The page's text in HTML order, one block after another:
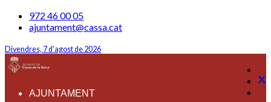
972 46 00 05
ajuntament@cassa.cat
Divendres, 7 d'agost de 2026
AJUNTAMENT